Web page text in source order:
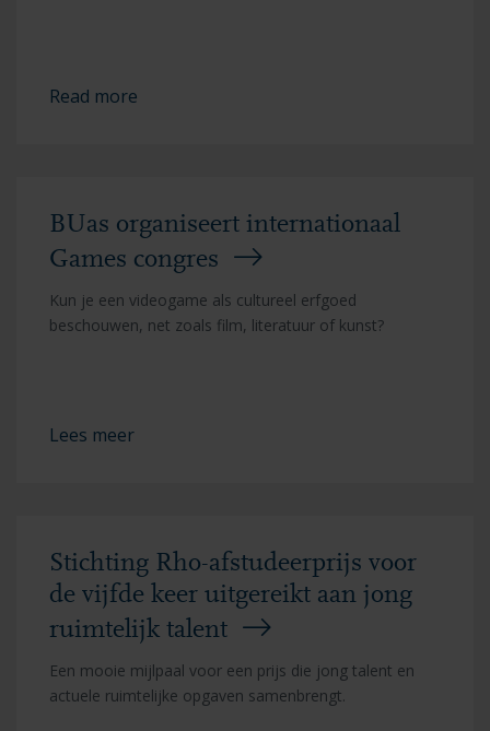
Read more
BUas organiseert internationaal
Games congres
Kun je een videogame als cultureel erfgoed
beschouwen, net zoals film, literatuur of kunst?
Lees meer
Stichting Rho-afstudeerprijs voor
de vijfde keer uitgereikt aan jong
ruimtelijk talent
Een mooie mijlpaal voor een prijs die jong talent en
actuele ruimtelijke opgaven samenbrengt.